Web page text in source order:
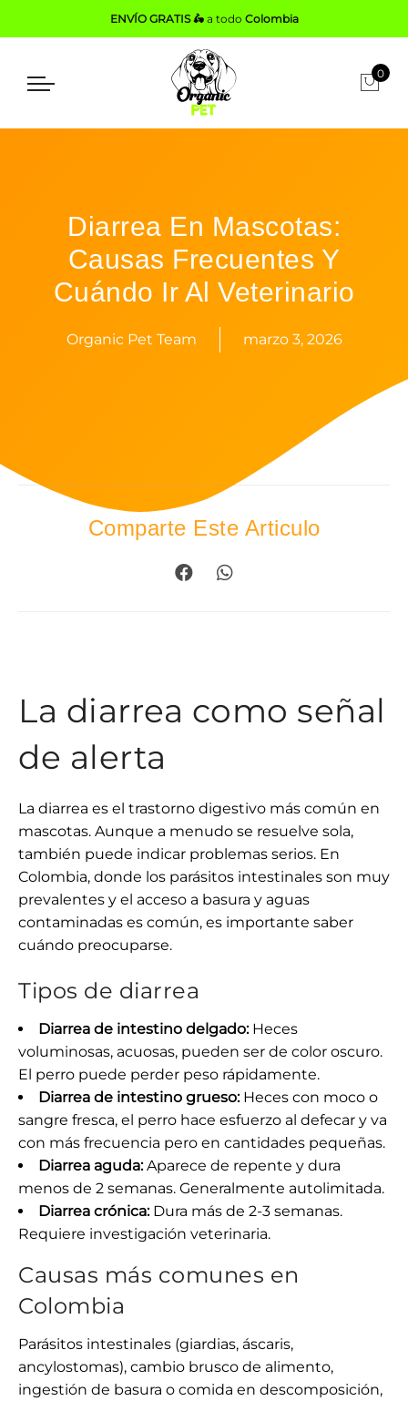
ENVÍO GRATIS 🛵a todo Colombia
0
Diarrea En Mascotas:
Causas Frecuentes Y
Cuándo Ir Al Veterinario
Organic Pet Team marzo 3, 2026
Comparte Este Articulo
La diarrea como señal
de alerta
La diarrea es el trastorno digestivo más común en
mascotas. Aunque a menudo se resuelve sola,
también puede indicar problemas serios. En
Colombia, donde los parásitos intestinales son muy
prevalentes y el acceso a basura y aguas
contaminadas es común, es importante saber
cuándo preocuparse.
Tipos de diarrea
Diarrea de intestino delgado:Heces
voluminosas, acuosas, pueden ser de color oscuro.
El perro puede perder peso rápidamente.
Diarrea de intestino grueso:Heces con moco o
sangre fresca, el perro hace esfuerzo al defecar y va
con más frecuencia pero en cantidades pequeñas.
Diarrea aguda:Aparece de repente y dura
menos de 2 semanas. Generalmente autolimitada.
Diarrea crónica:Dura más de 2-3 semanas.
Requiere investigación veterinaria.
Causas más comunes en
Colombia
Parásitos intestinales (giardias, áscaris,
ancylostomas), cambio brusco de alimento,
ingestión de basura o comida en descomposición,